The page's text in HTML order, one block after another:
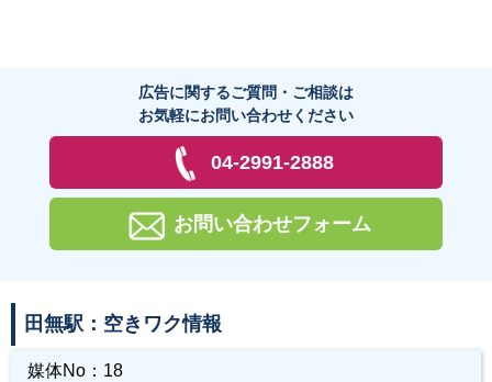
広告に関するご質問・ご相談は
お気軽にお問い合わせください
04-2991-2888
お問い合わせフォーム
田無駅：空きワク情報
媒体No： 18